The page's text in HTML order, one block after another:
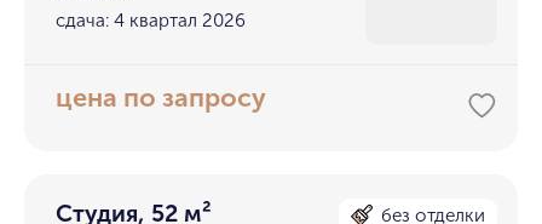
сдача: 4 квартал 2026
цена по запросу
Студия, 52 м² без отделки